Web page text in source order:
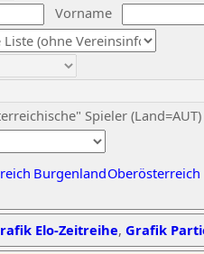
Vorname
Spieler (Land=AUT)
BurgenlandOberösterreich
Elo-Zeitreihe, Grafik